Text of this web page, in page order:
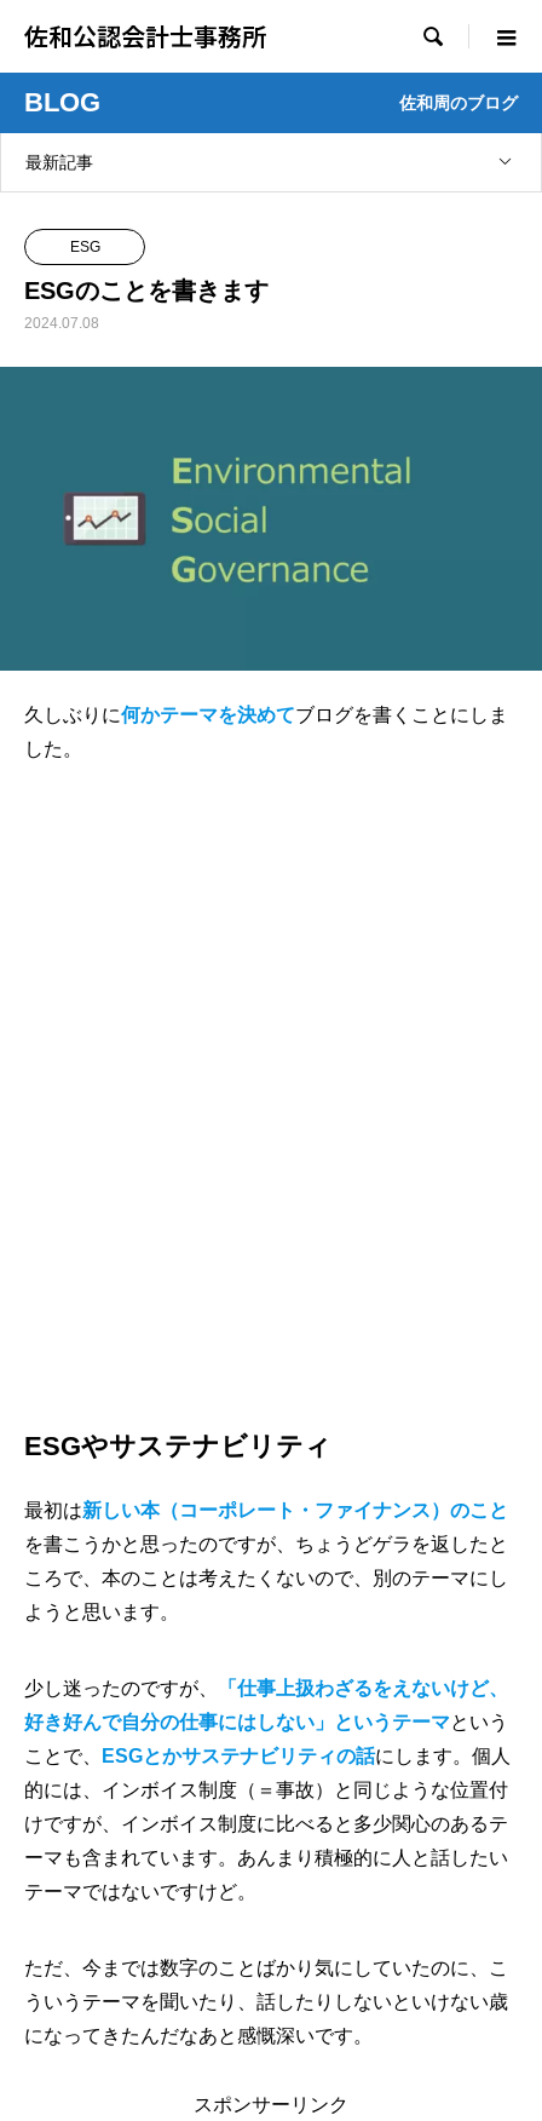
佐和公認会計士事務所 
BLOG 佐和周のブログ
最新記事
ESG
ESGのことを書きます
2024.07.08
久しぶりに何かテーマを決めてブログを書くことにしま
した。
ESGやサステナビリティ
最初は新しい本（コーポレート・ファイナンス）のこと
を書こうかと思ったのですが、ちょうどゲラを返したと
ころで、本のことは考えたくないので、別のテーマにし
ようと思います。
少し迷ったのですが、
「仕事上扱わざるをえないけど、
好き好んで自分の仕事にはしない」というテーマという
ことで、
ESGとかサステナビリティの話にします。個人
的には、インボイス制度（＝事故）と同じような位置付
けですが、インボイス制度に比べると多少関心のあるテ
ーマも含まれています。あんまり積極的に人と話したい
テーマではないですけど。
ただ、今までは数字のことばかり気にしていたのに、こ
ういうテーマを聞いたり、話したりしないといけない歳
になってきたんだなあと感慨深いです。
スポンサーリンク